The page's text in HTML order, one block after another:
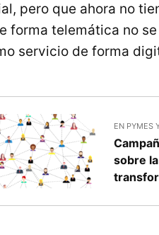
pero que ahora no
forma telemática no
servicio de forma
EN PYMES
sobre